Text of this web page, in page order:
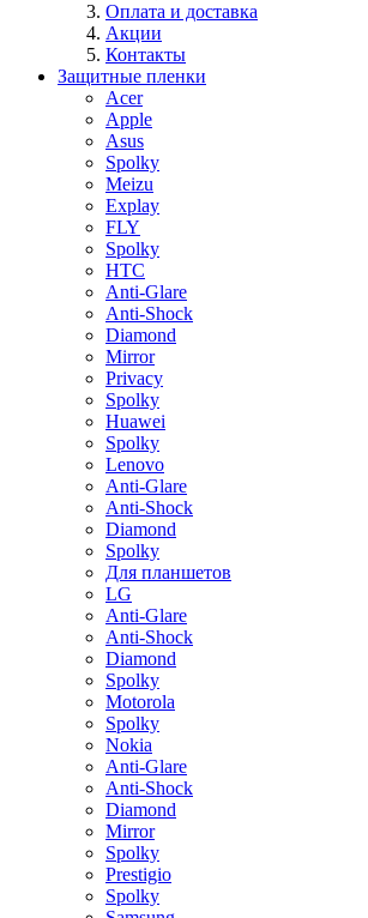
Оплата и доставка
Акции
Контакты
Защитные пленки
Acer
Apple
Asus
Spolky
Meizu
Explay
FLY
Spolky
HTC
Anti-Glare
Anti-Shock
Diamond
Mirror
Privacy
Spolky
Huawei
Spolky
Lenovo
Anti-Glare
Anti-Shock
Diamond
Spolky
Для планшетов
LG
Anti-Glare
Anti-Shock
Diamond
Spolky
Motorola
Spolky
Nokia
Anti-Glare
Anti-Shock
Diamond
Mirror
Spolky
Prestigio
Spolky